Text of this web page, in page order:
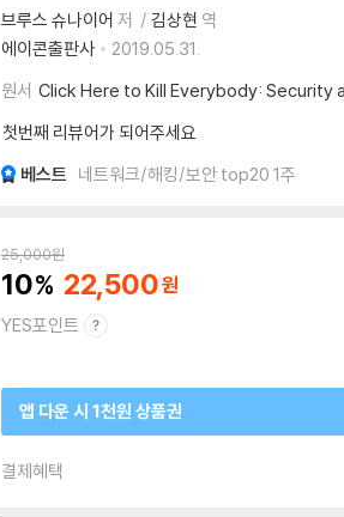
브루스 슈나이어 저 김상현 역
에이콘출판사
2019.05.31.
원서 Click Here to Kill Everybody: Security
첫번째 리뷰어가 되어주세요
베스트 네트워크/해킹/보안 top20 1주
25,000원
10 22,500
YES포인트
앱 다운 시 1천원 상품권
결제혜택